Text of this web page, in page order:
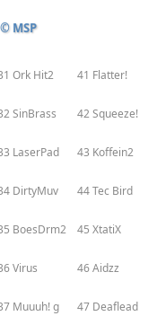
MSP
Ork Hit2 41 Flatter!
SinBrass 42 Squeeze!
LaserPad 43 Koffein2
DirtyMuv 44 Tec Bird
BoesDrm2 45 XtatiX
Virus 46 Aidzz
Muuuh! g 47 Deaflead